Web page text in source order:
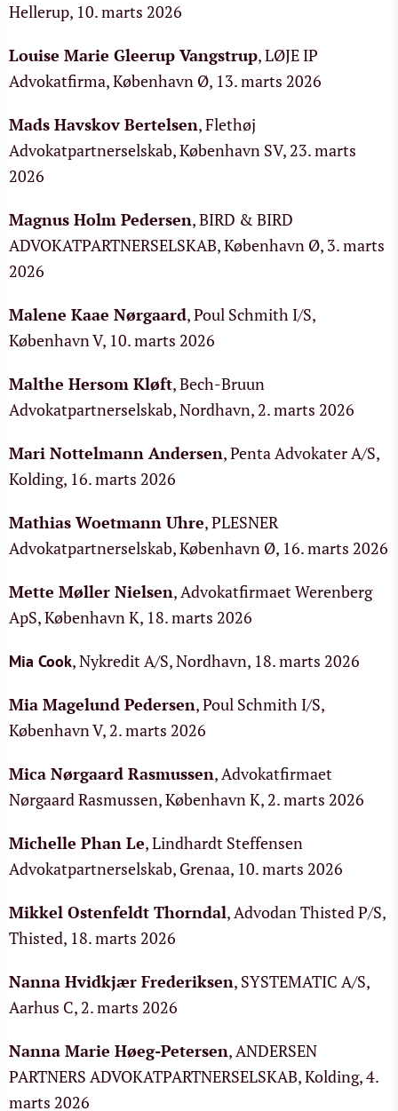
Hellerup, 10. marts 2026
Louise Marie Gleerup Vangstrup, LØJE IP
Advokatfirma, København Ø, 13. marts 2026
Mads Havskov Bertelsen, Flethøj
Advokatpartnerselskab, København SV, 23. marts
2026
Magnus Holm Pedersen, BIRD & BIRD
ADVOKATPARTNERSELSKAB, København Ø, 3. marts
2026
Malene Kaae Nørgaard, Poul Schmith I/S,
København V, 10. marts 2026
Malthe Hersom Kløft, Bech-Bruun
Advokatpartnerselskab, Nordhavn, 2. marts 2026
Mari Nottelmann Andersen, Penta Advokater A/S,
Kolding, 16. marts 2026
Mathias Woetmann Uhre, PLESNER
Advokatpartnerselskab, København Ø, 16. marts 2026
Mette Møller Nielsen, Advokatfirmaet Werenberg
ApS, København K, 18. marts 2026
Mia Cook, Nykredit A/S, Nordhavn, 18. marts 2026
Mia Magelund Pedersen, Poul Schmith I/S,
København V, 2. marts 2026
Mica Nørgaard Rasmussen, Advokatfirmaet
Nørgaard Rasmussen, København K, 2. marts 2026
Michelle Phan Le, Lindhardt Steffensen
Advokatpartnerselskab, Grenaa, 10. marts 2026
Mikkel Ostenfeldt Thorndal, Advodan Thisted P/S,
Thisted, 18. marts 2026
Nanna Hvidkjær Frederiksen, SYSTEMATIC A/S,
Aarhus C, 2. marts 2026
Nanna Marie Høeg-Petersen, ANDERSEN
PARTNERS ADVOKATPARTNERSELSKAB, Kolding, 4.
marts 2026